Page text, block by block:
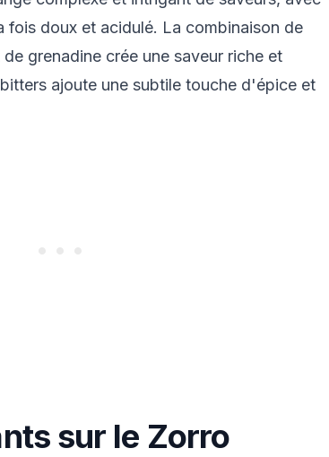
fois doux et acidulé. La combinaison de
grenadine crée une saveur riche et
ajoute une subtile touche d'épice et
sur le Zorro